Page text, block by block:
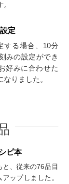
定
する場合、10分
みの設定ができ
好みに合わせた
りました。
ピ本
と、従来の76品目
ップしました。